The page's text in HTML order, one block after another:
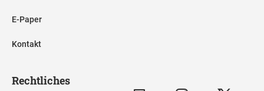
E-Paper
Kontakt
Rechtliches